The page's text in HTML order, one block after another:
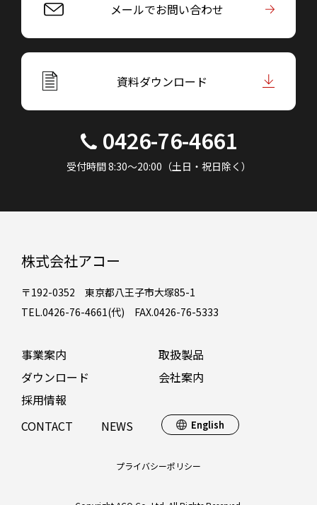
メールでお問い合わせ
資料ダウンロード
0426-76-4661
受付時間 8:30～20:00（土日・祝日除く）
株式会社アコー
〒192-0352 東京都八王子市大塚85-1
TEL.0426-76-4661(代) FAX.0426-76-5333
事業案内
取扱製品
ダウンロード
会社案内
採用情報
CONTACT
NEWS English
プライバシーポリシー